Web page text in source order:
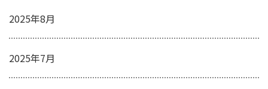
2025年8月
2025年7月